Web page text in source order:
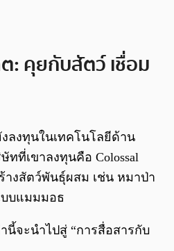
: คุยกับสัตว์ เชื่อม
ลงทุนในเทคโนโลยีด้าน
ที่เขาลงทุนคือ Colossal
างสัตว์พันธุ์ผสม เช่น หมาป่า
บแมมมอธ
นี้จะนำไปสู่ “การสื่อสารกับ